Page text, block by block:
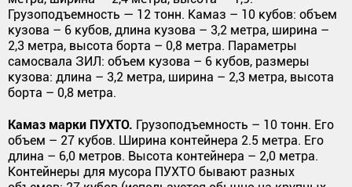
Грузоподъемность — 12 тонн. Камаз – 10 кубов: объем
кузова – 6 кубов, длина кузова – 3,2 метра, ширина –
2,3 метра, высота борта – 0,8 метра. Параметры
самосвала ЗИЛ: объем кузова – 6 кубов, размеры
кузова: длина – 3,2 метра, ширина – 2,3 метра, высота
борта – 0,8 метра.
Камаз марки ПУХТО. Грузоподъемность – 10 тонн. Его
объем – 27 кубов. Ширина контейнера 2.5 метра. Его
длина – 6,0 метров. Высота контейнера – 2,0 метра.
Контейнеры для мусора ПУХТО бывают разных